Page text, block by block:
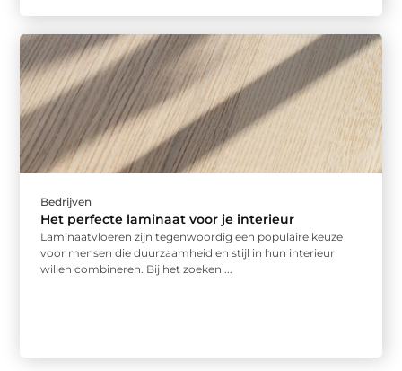
Bedrijven
Het perfecte laminaat voor je interieur
Laminaatvloeren zijn tegenwoordig een populaire keuze
voor mensen die duurzaamheid en stijl in hun interieur
willen combineren. Bij het zoeken ...